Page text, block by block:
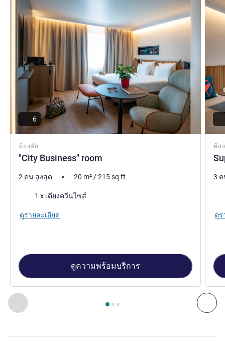
ก่อนหน้า - ห้องพัก ถั
หน้า1 , ห้องพัก 1 : "City Business" room , ห้องพัก 2 :
ห้องพัก
"City Business" room
6
2 คน สูงสุด 20 m²/215sq ft
เครื่องนอน
1 x เตียงควีนไซส์
ดูรายละเอียด
ดูความพร้อมบริการ
ห้อ
3
ดูร